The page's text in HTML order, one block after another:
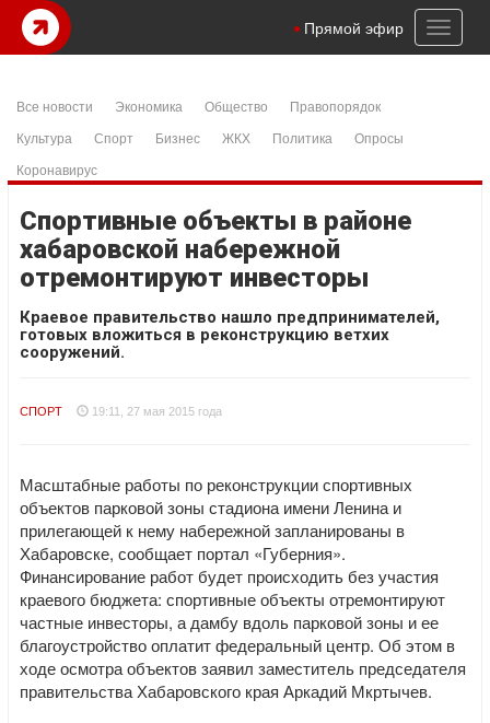
Toggle
Прямой эфир
Все новости Экономика Общество
Правопорядок
Культура
Спорт Бизнес ЖКХ Политика
Опросы
Коронавирус
Спортивные объекты в районе
хабаровской набережной
отремонтируют инвесторы
Краевое правительство нашло предпринимателей,
готовых вложиться в реконструкцию ветхих
сооружений.
СПОРТ 19:11, 27 мая 2015 года
Масштабные работы по реконструкции спортивных
объектов парковой зоны стадиона имени Ленина и
прилегающей к нему набережной запланированы в
Хабаровске, сообщает портал «Губерния».
Финансирование работ будет происходить без участия
краевого бюджета: спортивные объекты отремонтируют
частные инвесторы, а дамбу вдоль парковой зоны и ее
благоустройство оплатит федеральный центр. Об этом в
ходе осмотра объектов заявил заместитель председателя
правительства Хабаровского края Аркадий Мкртычев.